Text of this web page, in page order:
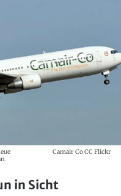
Camair Co CC Flickr
in Sicht